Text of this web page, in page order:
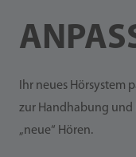
Ihr neues Hörsystem
zur Handhabung und
„neue“ Hören.